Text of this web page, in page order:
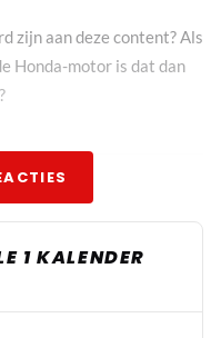
zijn aan deze content? Als
Honda-motor is dat dan
1 KALENDER